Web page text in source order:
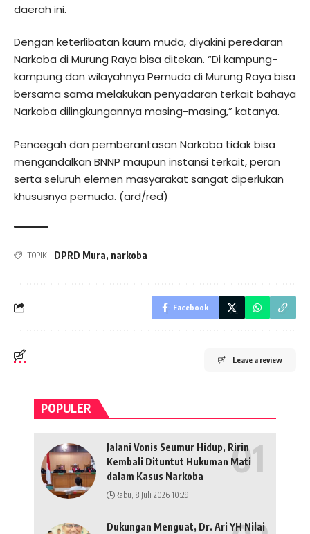
daerah ini.
Dengan keterlibatan kaum muda, diyakini peredaran
Narkoba di Murung Raya bisa ditekan. “Di kampung-
kampung dan wilayahnya Pemuda di Murung Raya bisa
bersama sama melakukan penyadaran terkait bahaya
Narkoba dilingkungannya masing-masing,” katanya.
Pencegah dan pemberantasan Narkoba tidak bisa
mengandalkan BNNP maupun instansi terkait, peran
serta seluruh elemen masyarakat sangat diperlukan
khususnya pemuda. (ard/red)
TOPIK DPRD Mura, narkoba
Facebook
Leave a review
POPULER
Jalani Vonis Seumur Hidup, Ririn
Kembali Dituntut Hukuman Mati
dalam Kasus Narkoba
Rabu, 8 Juli 2026 10:29
Dukungan Menguat, Dr. Ari YH Nilai